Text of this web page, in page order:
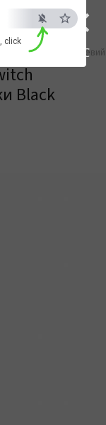
×
ESC
click
Defender
Black